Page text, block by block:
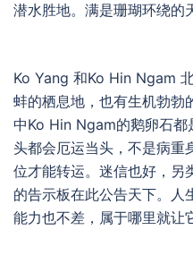
潜水胜地。满是珊瑚环绕的
Ko Yang 和Ko Hin Ngam
蚌的栖息地，也有生机勃勃
中Ko Hin Ngam的鹅卵石都
头都会厄运当头，不是病重
位才能转运。迷信也好，另
的告示板在此公告天下。人
能力也不差，属于哪里就让